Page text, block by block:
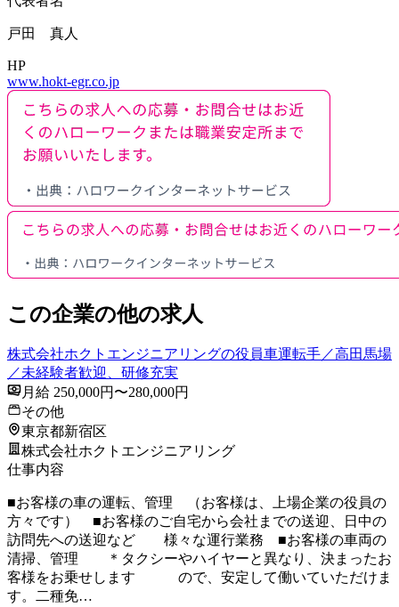
戸田 真人
HP
www.hokt-egr.co.jp
この企業の他の求人
株式会社ホクトエンジニアリングの役員車運転手／高田馬場
／未経験者歓迎、研修充実
月給 250,000円〜280,000円
その他
東京都新宿区
株式会社ホクトエンジニアリング
仕事内容
■お客様の車の運転、管理 （お客様は、上場企業の役員の
方々です） ■お客様のご自宅から会社までの送迎、日中の
訪問先への送迎など 様々な運行業務 ■お客様の車両の
清掃、管理 ＊タクシーやハイヤーと異なり、決まったお
客様をお乗せします ので、安定して働いていただけま
す。二種免…